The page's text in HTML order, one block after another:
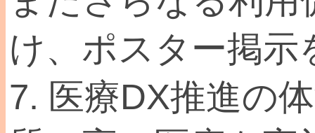
け、ポスター掲
7. 医療DX推進の